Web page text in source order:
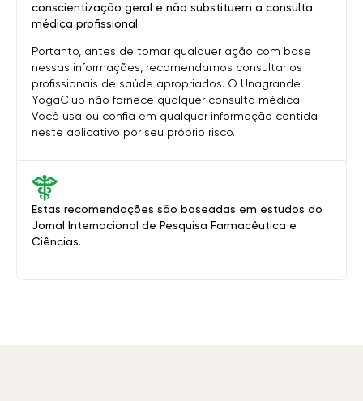
Estas recomendações são baseadas em estudos do
Jornal Internacional de Pesquisa Farmacêutica e
Ciências.
conscientização geral e não substituem a consulta
médica profissional.
Portanto, antes de tomar qualquer ação com base
nessas informações, recomendamos consultar os
profissionais de saúde apropriados. O Unagrande
YogaClub não fornece qualquer consulta médica.
Você usa ou confia em qualquer informação contida
neste aplicativo por seu próprio risco.